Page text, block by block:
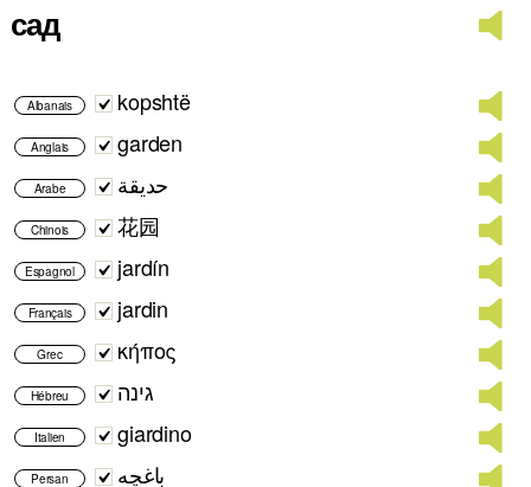
сад
Albanais kopshtë
Anglais garden
Arabe حديقة
Chinois 花园
Espagnol jardín
Français jardin
Grec κήπος
Hébreu גינה
Italien giardino
Persan باغچه